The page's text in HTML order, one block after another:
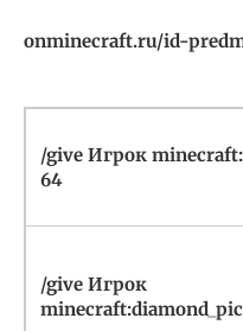
onminecraft.ru/id-
/give Игрок
64
/give Игрок